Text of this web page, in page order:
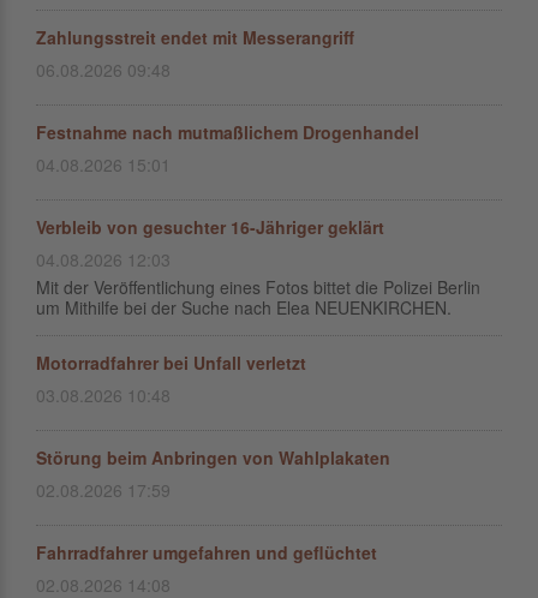
Zahlungsstreit endet mit Messerangriff
06.08.2026 09:48
Festnahme nach mutmaßlichem Drogenhandel
04.08.2026 15:01
Verbleib von gesuchter 16-Jähriger geklärt
04.08.2026 12:03
Mit der Veröffentlichung eines Fotos bittet die Polizei Berlin
um Mithilfe bei der Suche nach Elea NEUENKIRCHEN.
Motorradfahrer bei Unfall verletzt
03.08.2026 10:48
Störung beim Anbringen von Wahlplakaten
02.08.2026 17:59
Fahrradfahrer umgefahren und geflüchtet
02.08.2026 14:08